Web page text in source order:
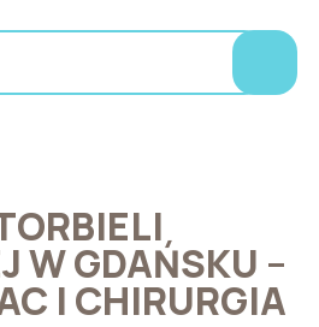
W GDAŃSKU –
I CHIRURGIA